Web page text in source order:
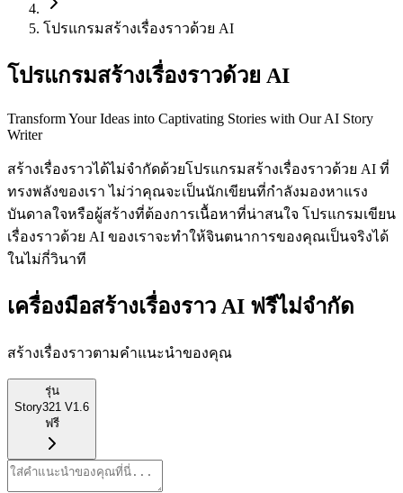
โปรแกรมสร้างเรื่องราวด้วย AI
โปรแกรมสร้างเรื่องราวด้วย AI
Transform Your Ideas into Captivating Stories with Our AI Story
Writer
สร้างเรื่องราวได้ไม่จำกัดด้วยโปรแกรมสร้างเรื่องราวด้วย AI ที่
ทรงพลังของเรา ไม่ว่าคุณจะเป็นนักเขียนที่กำลังมองหาแรง
บันดาลใจหรือผู้สร้างที่ต้องการเนื้อหาที่น่าสนใจ โปรแกรมเขียน
เรื่องราวด้วย AI ของเราจะทำให้จินตนาการของคุณเป็นจริงได้
ในไม่กี่วินาที
เครื่องมือสร้างเรื่องราว AI ฟรีไม่จำกัด
สร้างเรื่องราวตามคำแนะนำของคุณ
รุ่น
Story321 V1.6
ฟรี